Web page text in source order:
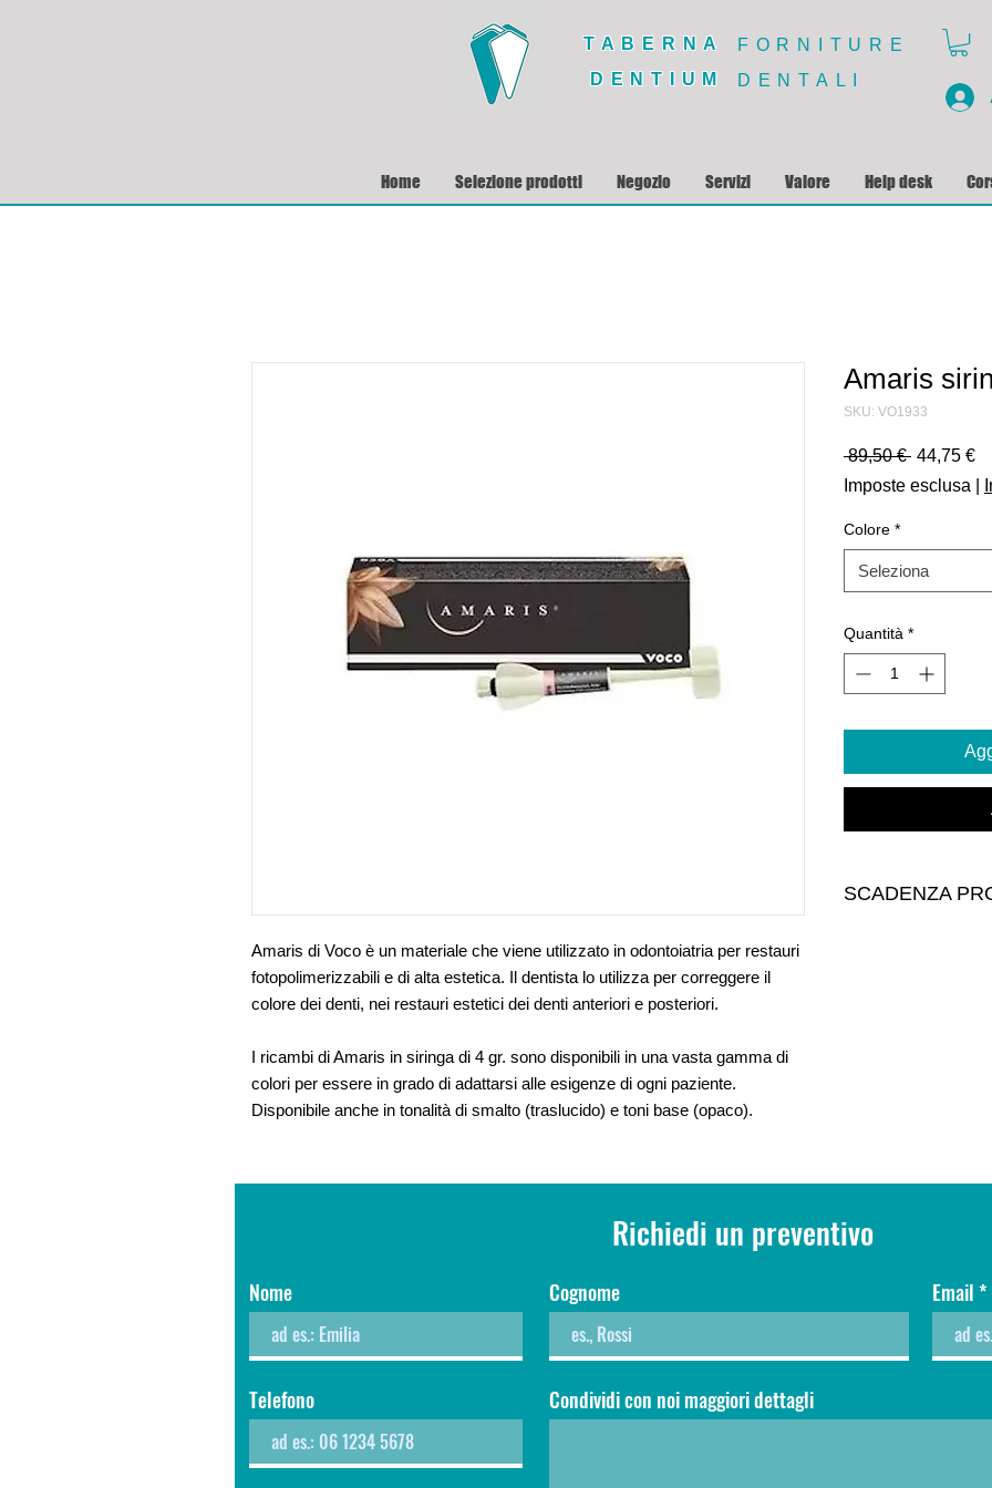
TABERNA
DENTIUM
FORNITURE
DENTALI
Home Selezione prodotti Negozio Servizi Valore Help desk
Amaris di Voco è un materiale che viene utilizzato in odontoiatria per restauri
fotopolimerizzabili e di alta estetica. Il dentista lo utilizza per correggere il
colore dei denti, nei restauri estetici dei denti anteriori e posteriori.
I ricambi di Amaris in siringa di 4 gr. sono disponibili in una vasta gamma di
colori per essere in grado di adattarsi alle esigenze di ogni paziente.
Disponibile anche in tonalità di smalto (traslucido) e toni base (opaco).
Amaris
SKU: VO1933
89,50 € Prezzo
regolare
44,75 €
Imposte esclusa
Colore *
Seleziona
Quantità *
SCADENZA
Richiedi un preventivo
Nome Cognome Email
Telefono Condividi con noi maggiori dettagli